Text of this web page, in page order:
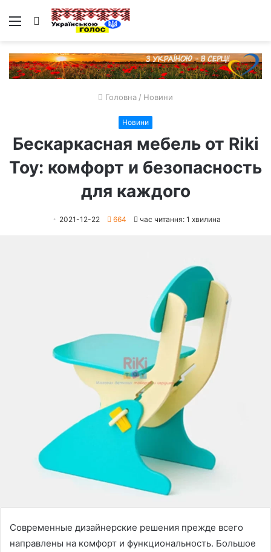
Меню Пошук
Головна / Новини
Новини
Бескаркасная мебель от Riki
Toy: комфорт и безопасность
для каждого
2021-12-22 664 час читання: 1 хвилина
Современные дизайнерские решения прежде всего
направлены на комфорт и функциональность. Большое